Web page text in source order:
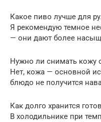
Какое пиво лучше для
Я рекомендую темное
— они дают более
Нужно ли снимать кожу
Нет, кожа — основной
блюдо не получится
Как долго хранится
В холодильнике при